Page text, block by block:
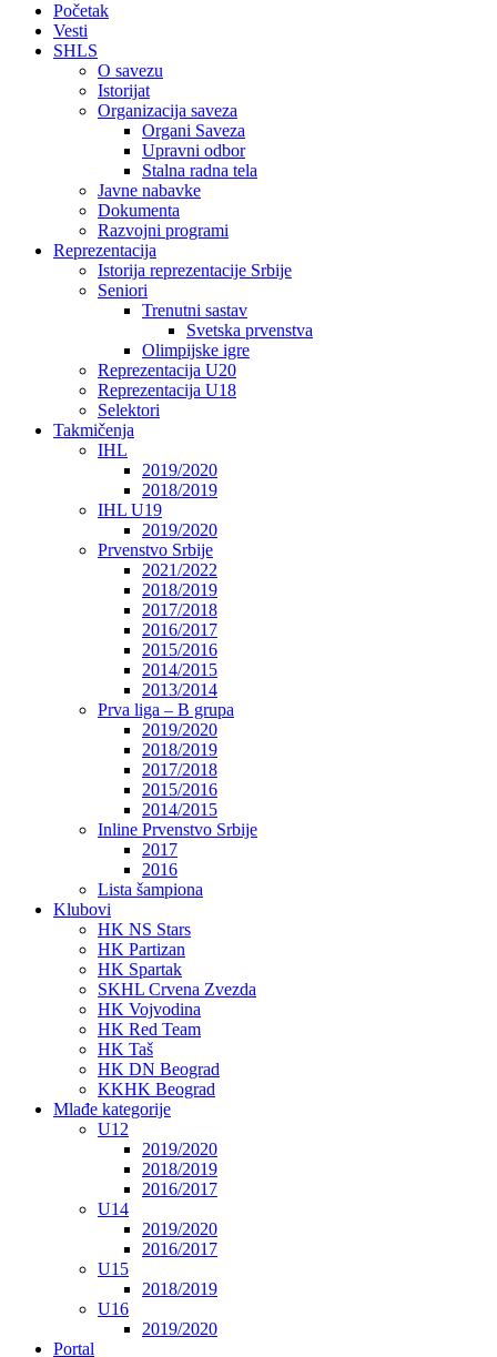
Početak
Vesti
SHLS
O savezu
Istorijat
Organizacija saveza
Organi Saveza
Upravni odbor
Stalna radna tela
Javne nabavke
Dokumenta
Razvojni programi
Reprezentacija
Istorija reprezentacije Srbije
Seniori
Trenutni sastav
Svetska prvenstva
Olimpijske igre
Reprezentacija U20
Reprezentacija U18
Selektori
Takmičenja
IHL
2019/2020
2018/2019
IHL U19
2019/2020
Prvenstvo Srbije
2021/2022
2018/2019
2017/2018
2016/2017
2015/2016
2014/2015
2013/2014
Prva liga – B grupa
2019/2020
2018/2019
2017/2018
2015/2016
2014/2015
Inline Prvenstvo Srbije
2017
2016
Lista šampiona
Klubovi
HK NS Stars
HK Partizan
HK Spartak
SKHL Crvena Zvezda
HK Vojvodina
HK Red Team
HK Taš
HK DN Beograd
KKHK Beograd
Mlađe kategorije
U12
2019/2020
2018/2019
2016/2017
U14
2019/2020
2016/2017
U15
2018/2019
U16
2019/2020
Portal